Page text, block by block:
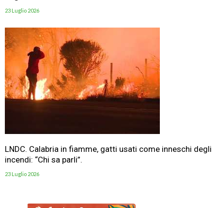
23 Luglio 2026
LNDC. Calabria in fiamme, gatti usati come inneschi degli
incendi: “Chi sa parli”.
23 Luglio 2026